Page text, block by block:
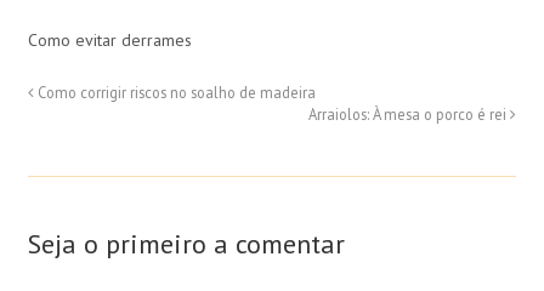
Como evitar derrames
Como corrigir riscos no soalho de madeira
Arraiolos: À mesa o porco é rei
Seja o primeiro a comentar